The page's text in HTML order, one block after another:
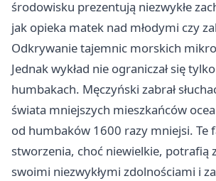
środowisku prezentują niezwykłe
jak opieka matek nad młodymi czy
Odkrywanie tajemnic morskich
Jednak wykład nie ograniczał się
humbakach. Męczyński zabrał
świata mniejszych mieszkańców
od humbaków 1600 razy mniejsi. Te
stworzenia, choć niewielkie, potrafią
swoimi niezwykłymi zdolnościami i